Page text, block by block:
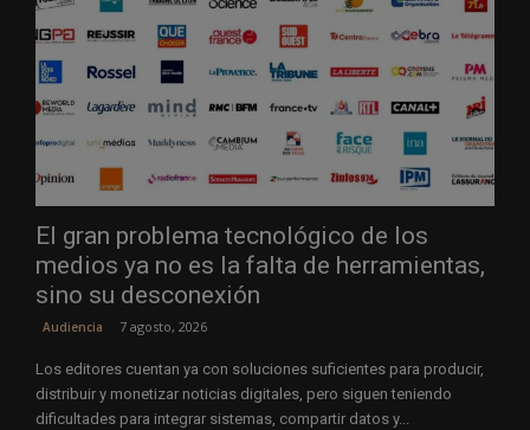
El gran problema tecnológico de los
medios ya no es la falta de herramientas,
sino su desconexión
Audiencia 7 agosto, 2026
Los editores cuentan ya con soluciones suficientes para producir,
distribuir y monetizar noticias digitales, pero siguen teniendo
dificultades para integrar sistemas, compartir datos y...